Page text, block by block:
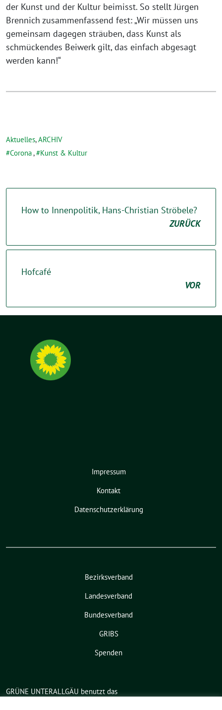
der Kunst und der Kultur beimisst. So stellt Jürgen
Brennich zusammenfassend fest: „Wir müssen uns
gemeinsam dagegen sträuben, dass Kunst als
schmückendes Beiwerk gilt, das einfach abgesagt
werden kann!“
Aktuelles,ARCHIV
Corona, Kunst & Kultur
How to Innenpolitik, Hans-Christian Ströbele?
ZURÜCK
Hofcafé
VOR
Impressum
Kontakt
Datenschutzerklärung
Bezirksverband
Landesverband
Bundesverband
GRIBS
Spenden
GRÜNE UNTERALLGÄU benutzt das